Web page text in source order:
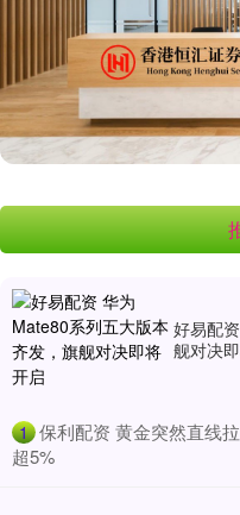
好易配
舰对决
1 保利配资 黄金突然直线
超5%